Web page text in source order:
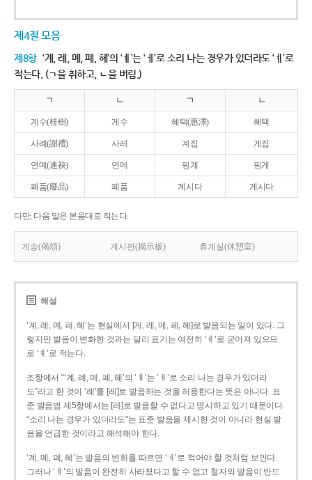
제4절 모음
제8항 ‘계, 례, 몌, 폐, 혜’의 ‘ㅖ’는 ‘ㅔ’로 소리 나는 경우가 있더라도 ‘ㅖ’로
적는다. (ㄱ을 취하고, ㄴ을 버림.)
ㄱ ㄴ ㄱ ㄴ
계수(桂樹) 게수 혜택(惠澤) 헤택
사례(謝禮) 사레 계집 게집
연몌(連袂) 연메 핑계 핑게
폐품(廢品) 페품 계시다 게시다
다만, 다음 말은 본음대로 적는다.
게송(偈頌) 게시판(揭示板) 휴게실(休憩室)
해설
‘계, 례, 몌, 폐, 혜’는 현실에서 [게, 레, 메, 페, 헤]로 발음되는 일이 있다. 그
렇지만 발음이 변화한 것과는 달리 표기는 여전히 ‘ㅖ’로 굳어져 있으므
로 ‘ㅖ’로 적는다.
조항에서 “‘계, 례, 몌, 폐, 혜’의 ‘ㅖ’는 ‘ㅔ’로 소리 나는 경우가 있더라
도”라고 한 것이 ‘례’를 [레]로 발음하는 것을 허용한다는 뜻은 아니다. 표
준 발음법 제5항에서는 [레]로 발음할 수 없다고 명시하고 있기 때문이다.
“소리 나는 경우가 있더라도”는 표준 발음을 제시한 것이 아니라 현실 발
음을 언급한 것이라고 해석해야 한다.
‘계, 몌, 폐, 혜’는 발음의 변화를 따르면 ‘ㅔ’로 적어야 할 것처럼 보인다.
그러나 ‘ㅖ’의 발음이 완전히 사라졌다고 할 수 없고 철자와 발음이 반드